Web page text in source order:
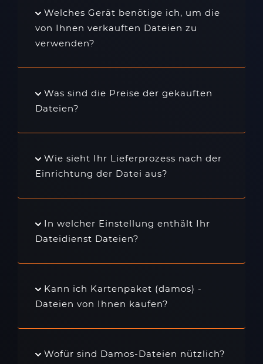
Welches Gerät benötige ich, um die
von Ihnen verkauften Dateien zu
verwenden?
Was sind die Preise der gekauften
Dateien?
Wie sieht Ihr Lieferprozess nach der
Einrichtung der Datei aus?
In welcher Einstellung enthält Ihr
Dateidienst Dateien?
Kann ich Kartenpaket (damos) -
Dateien von Ihnen kaufen?
Wofür sind Damos-Dateien nützlich?